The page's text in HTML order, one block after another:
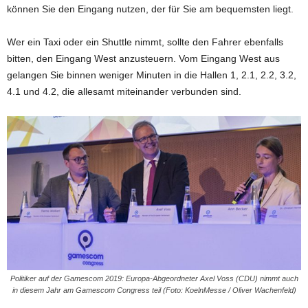
können Sie den Eingang nutzen, der für Sie am bequemsten liegt.
Wer ein Taxi oder ein Shuttle nimmt, sollte den Fahrer ebenfalls
bitten, den Eingang West anzusteuern. Vom Eingang West aus
gelangen Sie binnen weniger Minuten in die Hallen 1, 2.1, 2.2, 3.2,
4.1 und 4.2, die allesamt miteinander verbunden sind.
Politiker auf der Gamescom 2019: Europa-Abgeordneter Axel Voss (CDU) nimmt auch
in diesem Jahr am Gamescom Congress teil (Foto: KoelnMesse / Oliver Wachenfeld)